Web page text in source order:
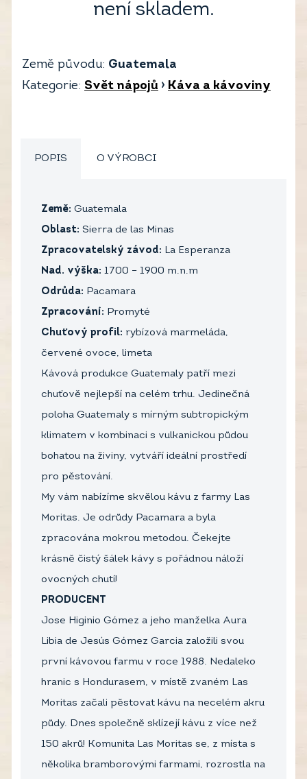
není skladem.
Země původu: Guatemala
Kategorie: Svět nápojů › Káva a kávoviny
POPIS O VÝROBCI
Země: Guatemala
Oblast: Sierra de las Minas
Zpracovatelský závod: La Esperanza
Nad. výška: 1700 – 1900 m.n.m
Odrůda: Pacamara
Zpracování: Promyté
Chuťový profil: rybízová marmeláda,
červené ovoce, limeta
Kávová produkce Guatemaly patří mezi
chuťově nejlepší na celém trhu. Jedinečná
poloha Guatemaly s mírným subtropickým
klimatem v kombinaci s vulkanickou půdou
bohatou na živiny, vytváří ideální prostředí
pro pěstování.
My vám nabízíme skvělou kávu z farmy Las
Moritas. Je odrůdy Pacamara a byla
zpracována mokrou metodou. Čekejte
krásně čistý šálek kávy s pořádnou náloží
ovocných chutí!
PRODUCENT
Jose Higinio Gómez a jeho manželka Aura
Libia de Jesús Gómez Garcia založili svou
první kávovou farmu v roce 1988. Nedaleko
hranic s Hondurasem, v místě zvaném Las
Moritas začali pěstovat kávu na necelém akru
půdy. Dnes společně sklízejí kávu z více než
150 akrů! Komunita Las Moritas se, z místa s
několika bramborovými farmami, rozrostla na